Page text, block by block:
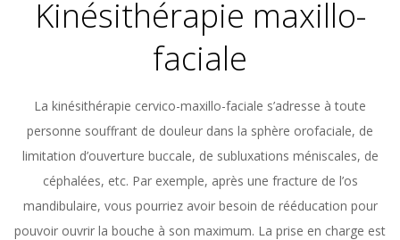
Kinésithérapie maxillo-
faciale
La kinésithérapie cervico-maxillo-faciale s’adresse à toute
personne souffrant de douleur dans la sphère orofaciale, de
limitation d’ouverture buccale, de subluxations méniscales, de
céphalées, etc. Par exemple, après une fracture de l’os
mandibulaire, vous pourriez avoir besoin de rééducation pour
pouvoir ouvrir la bouche à son maximum. La prise en charge est